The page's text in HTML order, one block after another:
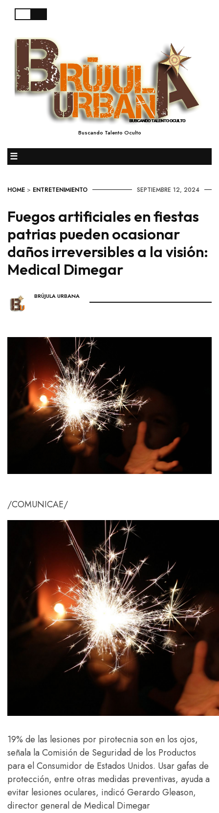
Buscando Talento Oculto
☰
HOME > ENTRETENIMIENTO SEPTIEMBRE 12, 2024
Fuegos artificiales en fiestas
patrias pueden ocasionar
daños irreversibles a la visión:
Medical Dimegar
BRÚJULA URBANA
/COMUNICAE/
19% de las lesiones por pirotecnia son en los ojos,
señala la Comisión de Seguridad de los Productos
para el Consumidor de Estados Unidos. Usar gafas de
protección, entre otras medidas preventivas, ayuda a
evitar lesiones oculares, indicó Gerardo Gleason,
director general de Medical Dimegar